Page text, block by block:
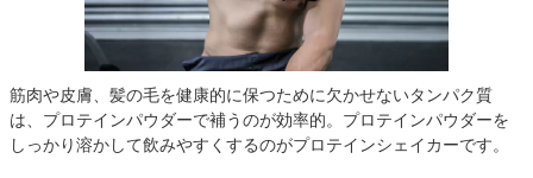
筋肉や皮膚、髪の毛を健康的に保つために欠かせないタンパク質
は、プロテインパウダーで補うのが効率的。プロテインパウダーを
しっかり溶かして飲みやすくするのがプロテインシェイカーです。